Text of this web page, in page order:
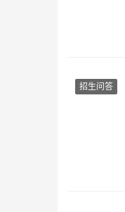
招生问答